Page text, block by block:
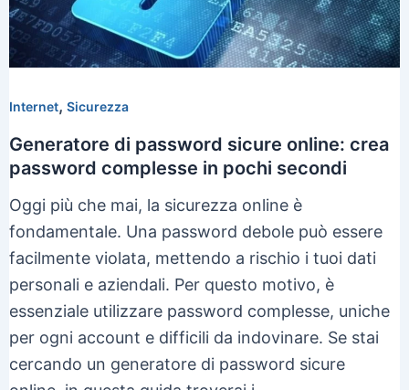
Internet, Sicurezza
Generatore di password sicure online: crea
password complesse in pochi secondi
Oggi più che mai, la sicurezza online è
fondamentale. Una password debole può essere
facilmente violata, mettendo a rischio i tuoi dati
personali e aziendali. Per questo motivo, è
essenziale utilizzare password complesse, uniche
per ogni account e difficili da indovinare. Se stai
cercando un generatore di password sicure